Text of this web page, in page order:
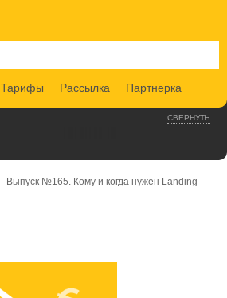
Тарифы Рассылка Партнерка
СВЕРНУТЬ
Выпуск №165. Кому и когда нужен Landing